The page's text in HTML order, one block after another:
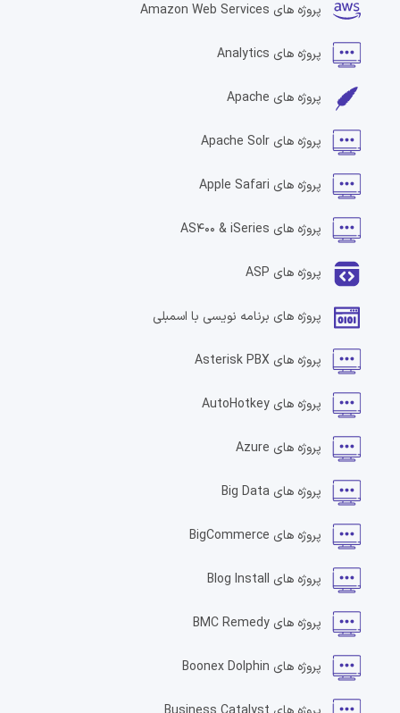
پروژه های Amazon Web Services
پروژه های Analytics
پروژه های Apache
پروژه های Apache Solr
پروژه های Apple Safari
پروژه های AS400 & iSeries
پروژه های ASP
پروژه های برنامه نویسی با اسمبلی
پروژه های Asterisk PBX
پروژه های AutoHotkey
پروژه های Azure
پروژه های Big Data
پروژه های BigCommerce
پروژه های Blog Install
پروژه های BMC Remedy
پروژه های Boonex Dolphin